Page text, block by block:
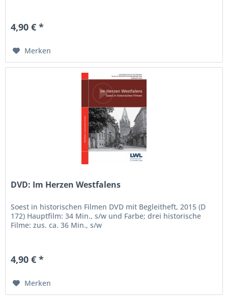
4,90 € *
Merken
DVD: Im Herzen Westfalens
Soest in historischen Filmen DVD mit Begleitheft, 2015 (D
172) Hauptfilm: 34 Min., s/w und Farbe; drei historische
Filme: zus. ca. 36 Min., s/w
4,90 € *
Merken